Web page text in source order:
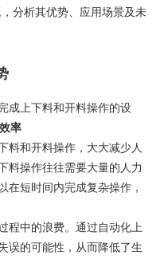
分析其优势、应用场景及未
成上下料和开料操作的设
率
料和开料操作，大大减少人
料操作往往需要大量的人力
在短时间内完成复杂操作，
程中的浪费。通过自动化上
误的可能性，从而降低了生